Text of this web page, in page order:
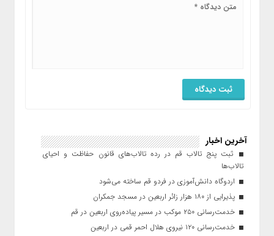
آخرین اخبار
ثبت پنج تالاب قم در رده تالاب‌های قانون حفاظت و احیای
تالاب‌ها
اردوگاه دانش‌آموزی در فردو قم ساخته می‌شود
پذیرایی از ۱۸۰ هزار زائر اربعین در مسجد جمکران
خدمت‌رسانی ۲۵۰ موکب در مسیر پیاده‌روی اربعین در قم
خدمت‌رسانی ۱۲۰ نیروی هلال احمر قمی در اربعین